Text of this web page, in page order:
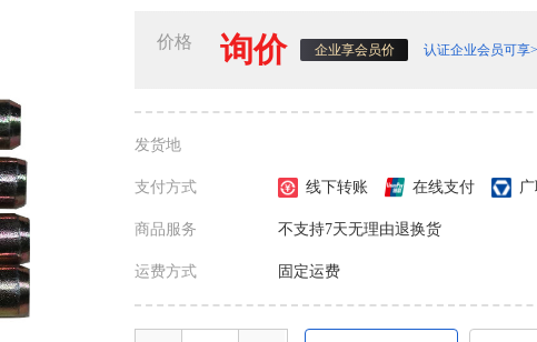
价格 询价 企业享会员价 认证企业会员可享>
发货地
支付方式 线下转账 在线支付
商品服务 不支持7天无理由退换货
运费方式 固定运费